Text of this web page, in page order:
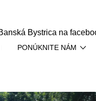
PONÚKNITE NÁM